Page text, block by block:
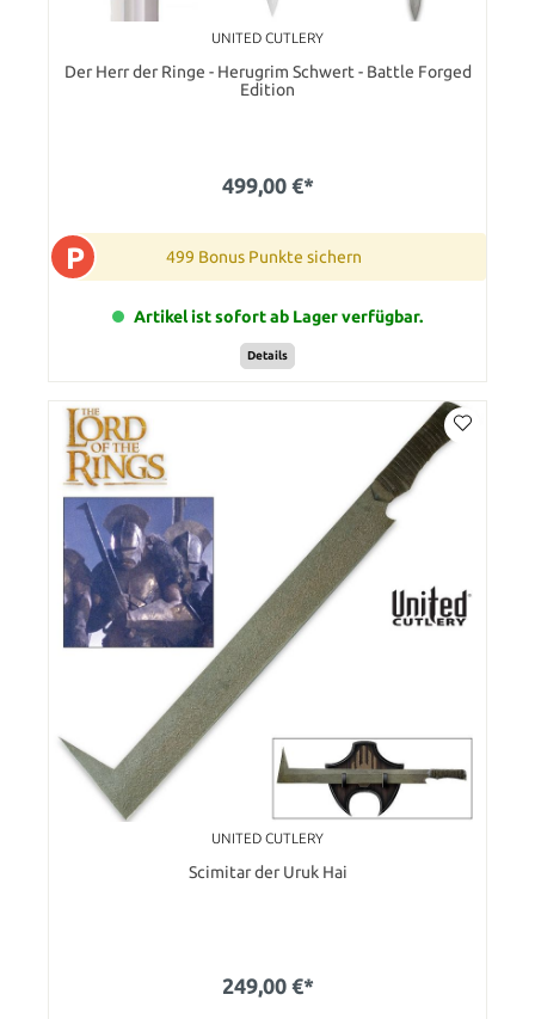
UNITED CUTLERY
Der Herr der Ringe - Herugrim Schwert - Battle Forged
Edition
499,00 €*
P 499 Bonus Punkte sichern
Artikel ist sofort ab Lager verfügbar.
Details
UNITED CUTLERY
Scimitar der Uruk Hai
249,00 €*